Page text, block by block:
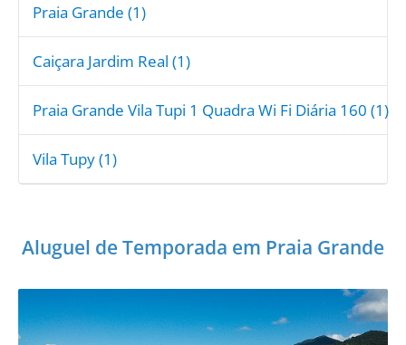
Praia Grande (1)
Caiçara Jardim Real (1)
Praia Grande Vila Tupi 1 Quadra Wi Fi Diária 160 (1)
Vila Tupy (1)
Aluguel de Temporada em Praia Grande